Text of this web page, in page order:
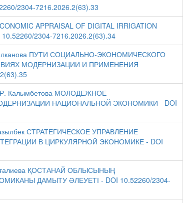
2304-7216.2026.2(63).33
APPRAISAL OF DIGITAL IRRIGATION
10.52260/2304-7216.2026.2(63).34
ПУТИ СОЦИАЛЬНО-ЭКОНОМИЧЕСКОГО
МОДЕРНИЗАЦИИ И ПРИМЕНЕНИЯ
Калымбетова МОЛОДЕЖНОЕ
НАЦИОНАЛЬНОЙ ЭКОНОМИКИ - DOI
СТРАТЕГИЧЕСКОЕ УПРАВЛЕНИЕ
В ЦИРКУЛЯРНОЙ ЭКОНОМИКЕ - DOI
ҚОСТАНАЙ ОБЛЫСЫНЫҢ
ДАМЫТУ ӘЛЕУЕТІ - DOI 10.52260/2304-